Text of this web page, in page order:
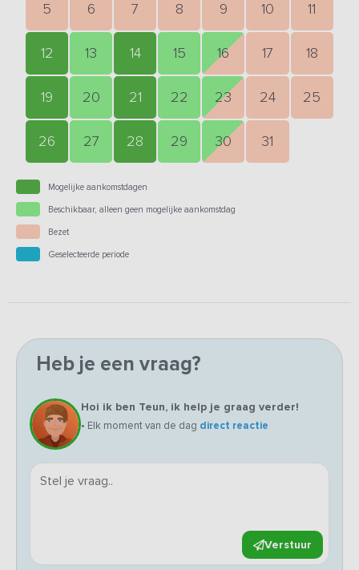
5 6 7 8 9 10 11
12 13 14 15 16 17 18
19 20 21 22 23 24 25
26 27 28 29 30 31
Mogelijke aankomstdagen
Beschikbaar, alleen geen mogelijke aankomstdag
Bezet
Geselecteerde periode
Heb je een vraag?
Hoi ik ben Teun, ik help je graag verder!
• Elk moment van de dag direct reactie
Verstuur